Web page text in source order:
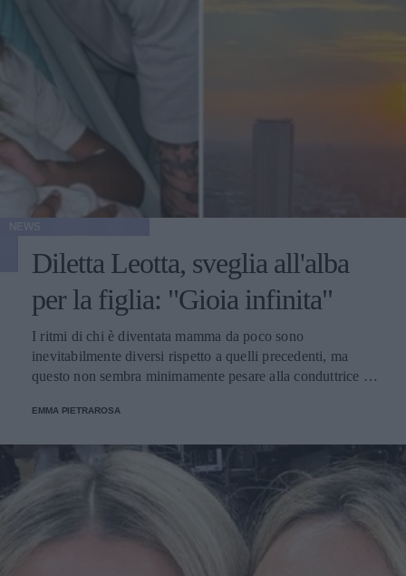
Diletta Leotta, sveglia all'alba
per la figlia: "Gioia infinita"
I ritmi di chi è diventata mamma da poco sono
inevitabilmente diversi rispetto a quelli precedenti, ma
questo non sembra minimamente pesare alla conduttrice di
EMMA PIETRAROSA